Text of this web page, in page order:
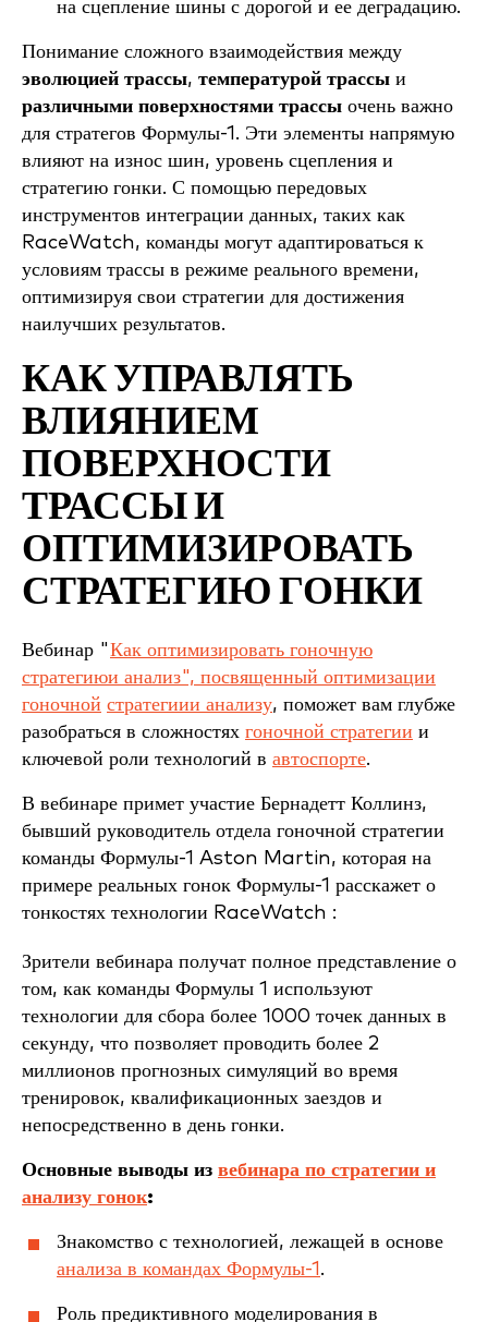
на сцепление шины с дорогой и ее деградацию.
Понимание сложного взаимодействия между
эволюцией трассы, температурой трассы и
различными поверхностями трассы очень важно
для стратегов Формулы-1. Эти элементы напрямую
влияют на износ шин, уровень сцепления и
стратегию гонки. С помощью передовых
инструментов интеграции данных, таких как
RaceWatch, команды могут адаптироваться к
условиям трассы в режиме реального времени,
оптимизируя свои стратегии для достижения
наилучших результатов.
КАК УПРАВЛЯТЬ
ВЛИЯНИЕМ
ПОВЕРХНОСТИ
ТРАССЫ И
ОПТИМИЗИРОВАТЬ
СТРАТЕГИЮ ГОНКИ
Вебинар "Как оптимизировать гоночную
стратегиюи анализ", посвященный оптимизации
гоночной стратегиии анализу, поможет вам глубже
разобраться в сложностях гоночной стратегии и
ключевой роли технологий в автоспорте.
В вебинаре примет участие Бернадетт Коллинз,
бывший руководитель отдела гоночной стратегии
команды Формулы-1 Aston Martin, которая на
примере реальных гонок Формулы-1 расскажет о
тонкостях технологии RaceWatch :
Зрители вебинара получат полное представление о
том, как команды Формулы 1 используют
технологии для сбора более 1000 точек данных в
секунду, что позволяет проводить более 2
миллионов прогнозных симуляций во время
тренировок, квалификационных заездов и
непосредственно в день гонки.
Основные выводы из вебинара по стратегии и
анализу гонок:
Знакомство с технологией, лежащей в основе
анализа в командах Формулы-1 .
Роль предиктивного моделирования в